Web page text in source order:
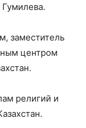
заместитель
центром
религий и